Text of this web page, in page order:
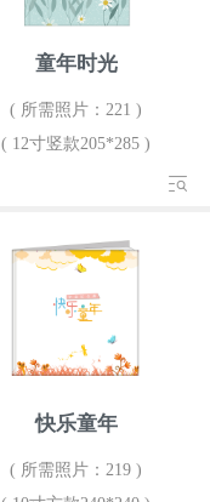
童年时光
( 所需照片：221 )
( 12寸竖款205*285 )
快乐童年
( 所需照片：219 )